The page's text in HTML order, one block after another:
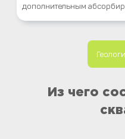
дополнительным
Из чего